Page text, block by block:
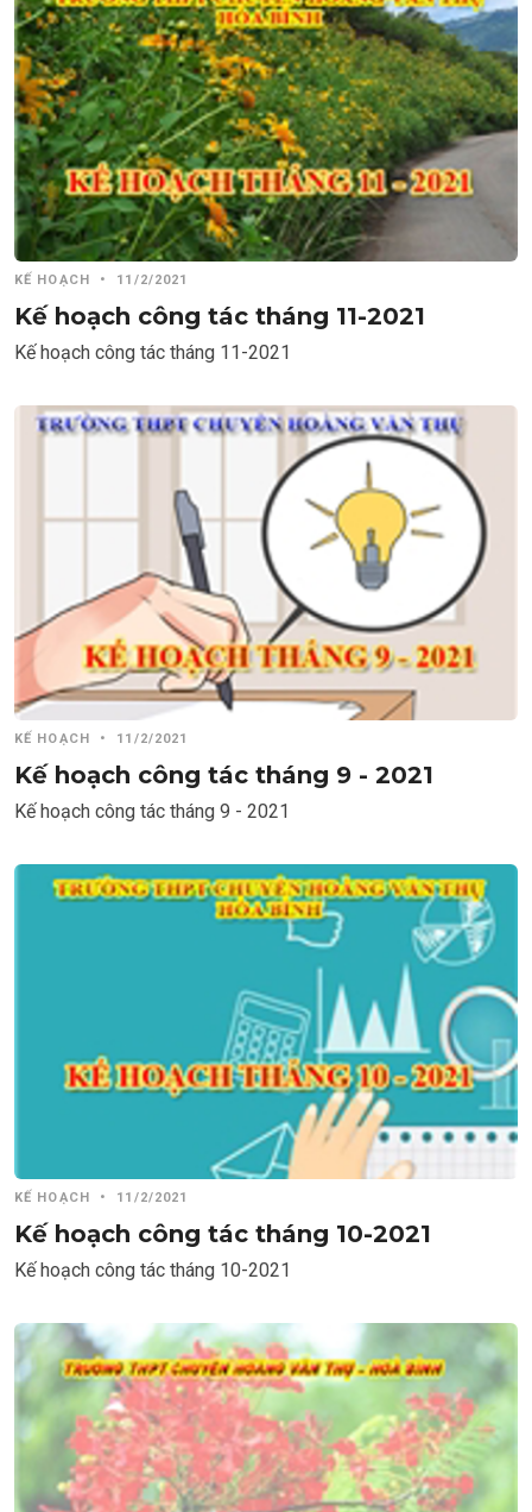
KẾ HOẠCH • 11/2/2021
Kế hoạch công tác tháng 11-2021
Kế hoạch công tác tháng 11-2021
KẾ HOẠCH • 11/2/2021
Kế hoạch công tác tháng 9 - 2021
Kế hoạch công tác tháng 9 - 2021
KẾ HOẠCH • 11/2/2021
Kế hoạch công tác tháng 10-2021
Kế hoạch công tác tháng 10-2021